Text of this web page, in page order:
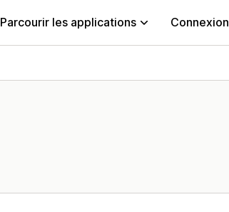
Parcourir les applications Connexion